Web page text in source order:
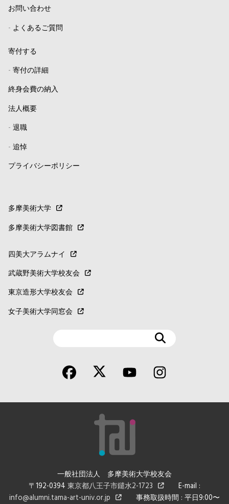
お問い合わせ
- よくあるご質問
寄付する
- 寄付の詳細
終身会費の納入
法人概要
- 退職
- 追悼
プライバシーポリシー
多摩美術大学
多摩美術大学図書館
四美大アラムナイ
武蔵野美術大学校友会
東京造形大学校友会
女子美術大学同窓会
一般社団法人 多摩美術大学校友会
〒192-0394 東京都八王子市鑓水2-1723
E-mail :
info@alumni.tama-art-univ.or.jp
事務取扱時間 : 平日9:00〜